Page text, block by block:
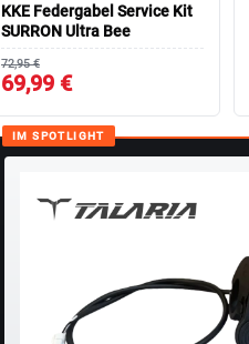
KKE Federgabel Service Kit
SURRON Ultra Bee
72,95 €
69,99 €
IM SPOTLIGHT